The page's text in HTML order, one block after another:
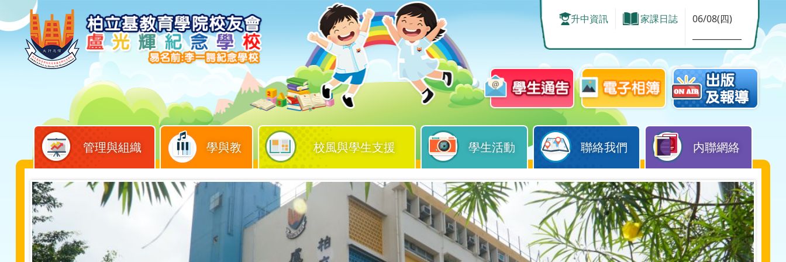
升中資訊 家課日誌
06/08(四)
管理與組織 學與教 校風與學生支援 學生活動 聯絡我們 内聯網絡